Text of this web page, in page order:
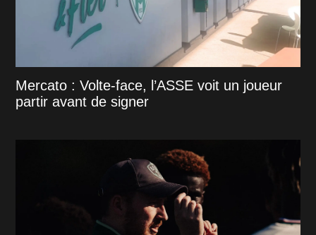
Mercato : Volte-face, l’ASSE voit un joueur
partir avant de signer